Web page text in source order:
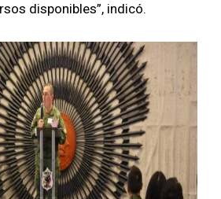
disponibles”, indicó.